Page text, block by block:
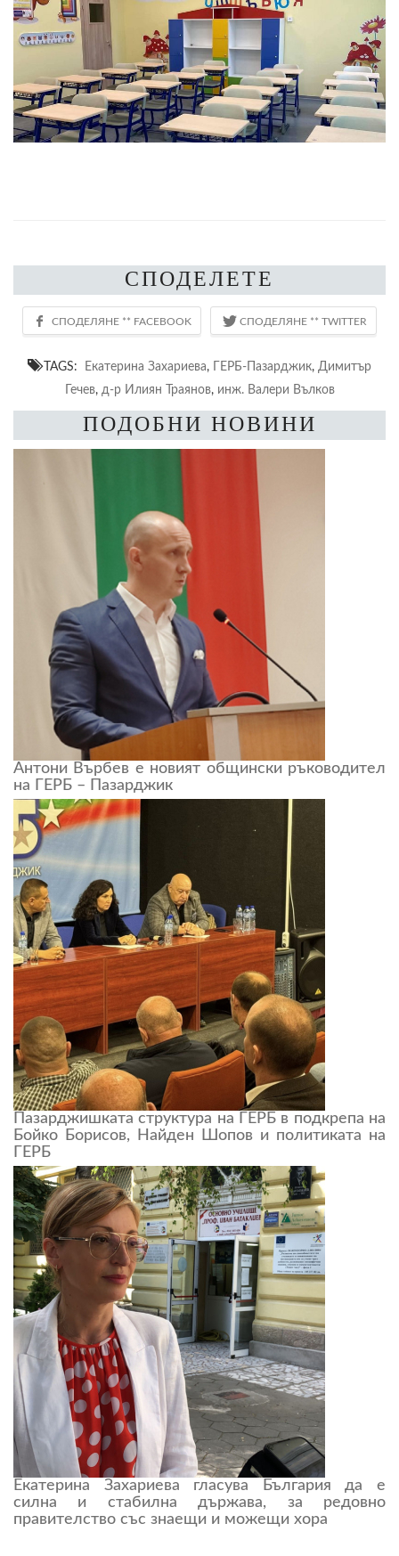
СПОДЕЛЕТЕ
TAGS: Екатерина Захариева, ГЕРБ-Пазарджик, Димитър
Гечев, д-р Илиян Траянов, инж. Валери Вълков
ПОДОБНИ НОВИНИ
Антони Върбев е новият общински ръководител
на ГЕРБ – Пазарджик
Пазарджишката структура на ГЕРБ в подкрепа на
Бойко Борисов, Найден Шопов и политиката на
ГЕРБ
Екатерина Захариева гласува България да е
силна и стабилна държава, за редовно
правителство със знаещи и можещи хора